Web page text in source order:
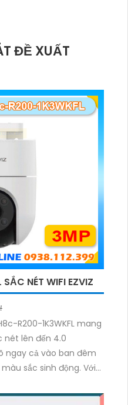
ĐỀ XUẤT
NÉT WIFI EZVIZ
R200-1K3WKFL mang
nét lên đến 4.0
ngay cả vào ban đêm
sắc sinh động. Với
định ngay cả trong